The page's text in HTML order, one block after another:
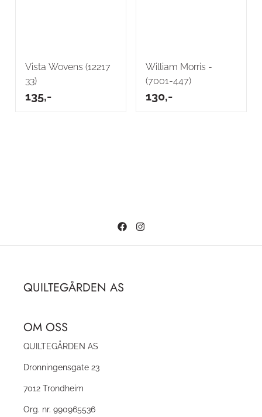
Vista Wovens (12217
33)
135,-
William Morris -
(7001-447)
130,-
QUILTEGÅRDEN AS
OM OSS
QUILTEGÅRDEN AS
Dronningensgate 23
7012 Trondheim
Org. nr. 990965536